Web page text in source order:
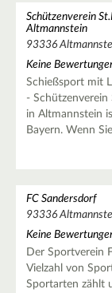
Schützenverein
Altmannstein
93336
Keine
Schießsport mit
-
in Altmannstein
Bayern. Wenn
FC Sandersdorf
93336
Keine
Der Sportverein
Vielzahl von
Sportarten zählt